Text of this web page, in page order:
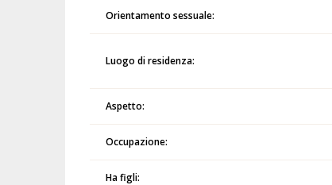
Orientamento sessuale:
Luogo di residenza:
Aspetto:
Occupazione:
Ha figli: